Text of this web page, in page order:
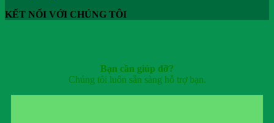
KẾT NỐI VỚI CHÚNG TÔI
Bạn cần giúp đỡ?
Chúng tôi luôn sẵn sàng hỗ trợ bạn.